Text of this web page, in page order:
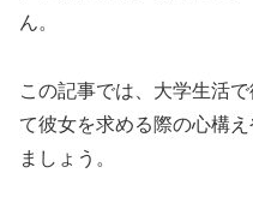
ん。
この記事では、大学生活
て彼女を求める際の心構
ましょう。